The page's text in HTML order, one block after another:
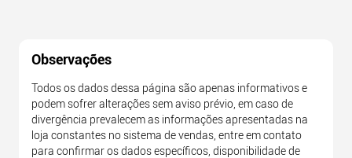
Observações
Todos os dados dessa página são apenas informativos e
podem sofrer alterações sem aviso prévio, em caso de
divergência prevalecem as informações apresentadas na
loja constantes no sistema de vendas, entre em contato
para confirmar os dados específicos, disponibilidade de